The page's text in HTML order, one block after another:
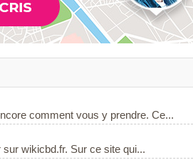
comment vous y prendre. Ce...
wikicbd.fr. Sur ce site qui...